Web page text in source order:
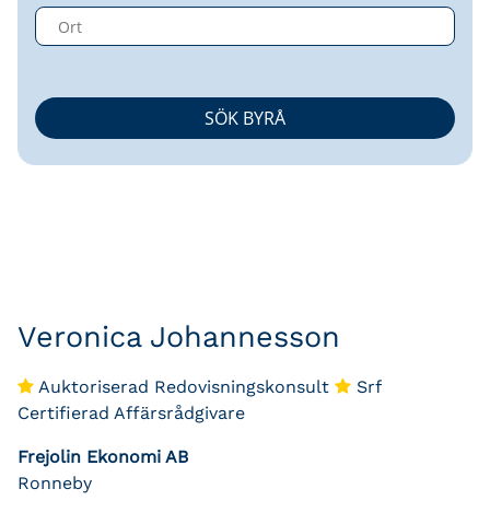
Veronica Johannesson
Auktoriserad Redovisningskonsult
Srf
Certifierad Affärsrådgivare
Frejolin Ekonomi AB
Ronneby